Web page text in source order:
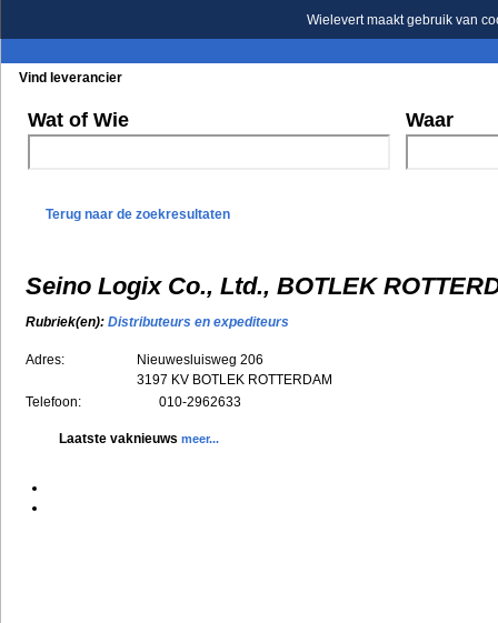
Wielevert maakt gebruik van
Vind leverancier
Wat of Wie Waar
Terug naar de zoekresultaten
Seino Logix Co., Ltd., BOTLEK
Rubriek(en): Distributeurs en expediteurs
Adres:
Nieuwesluisweg 206
3197 KV BOTLEK ROTTERDAM
Telefoon:
010-2962633
Laatste vaknieuws meer...